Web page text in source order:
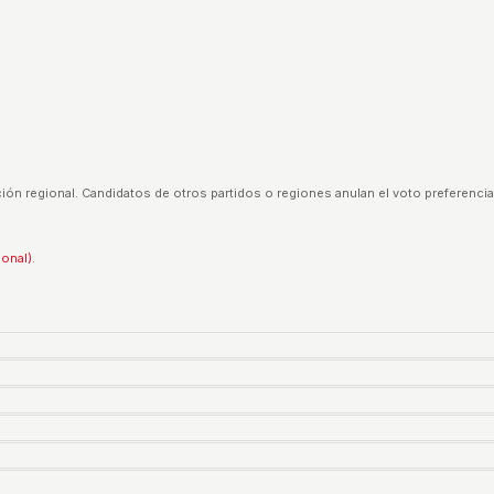
regional. Candidatos de otros partidos o regiones anulan el voto